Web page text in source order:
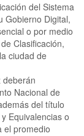
del Sistema
Gobierno Digital,
o por medio
Clasificación,
ciudad de
deberán
Nacional de
del título
Equivalencias o
el promedio